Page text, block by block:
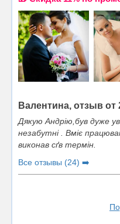
Валентина, отзыв от
Дякую Андрію,був дуже
незабутні . Вміє
виконав сґв термін.
Все отзывы (24) ➡️